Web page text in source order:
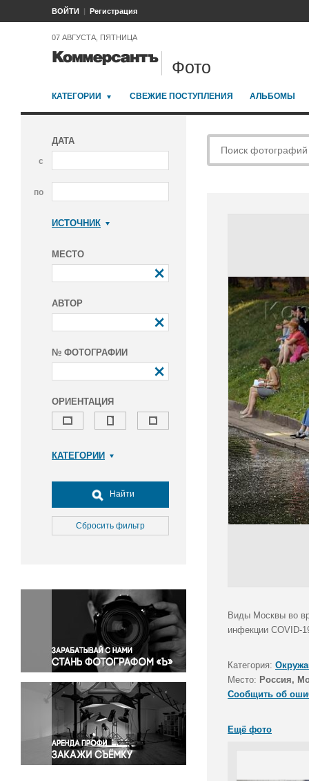
ВОЙТИ Регистрация
07 АВГУСТА, ПЯТНИЦА
Фото
КАТЕГОРИИ СВЕЖИЕ ПОСТУПЛЕНИЯ АЛЬБОМЫ
ДАТА
с
по
ИСТОЧНИК
МЕСТО
АВТОР
№ ФОТОГРАФИИ
ОРИЕНТАЦИЯ
КАТЕГОРИИ
Досуг, туризм и отдых
Культура
Медицина
Окружающая среда
Политика
Правосудие
Происшествия и конфликты
Религия
Светская жизнь
Спорт
Экология
Экономика и бизнес
Найти
Сбросить фильтр
Виды Москвы во
инфекции COVID-
Категория:
Место: Россия,
Сообщить об
Ещё фото